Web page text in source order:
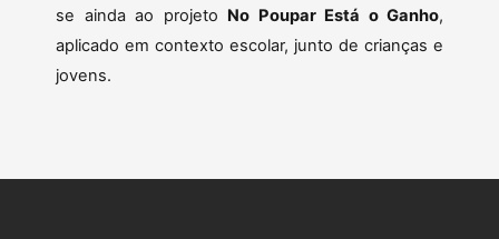
se ainda ao projeto No Poupar Está o Ganho,
aplicado em contexto escolar, junto de crianças e
jovens.